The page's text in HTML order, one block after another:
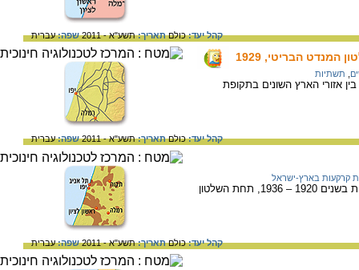
קהל יעד:כולםתאריך:תשע"א - 2011 שפה:עברית
הבריטי, 1929
תשתיות
אזורי הארץ השונים בתקופת
קהל יעד:כולםתאריך:תשע"א - 2011 שפה:עברית
קרקעות בארץ-ישראל
המפה מציגה את האדמות שהיו בבעלות יהודית בשנים 1920 – 1936, תחת השלטון
קהל יעד:כולםתאריך:תשע"א - 2011 שפה:עברית